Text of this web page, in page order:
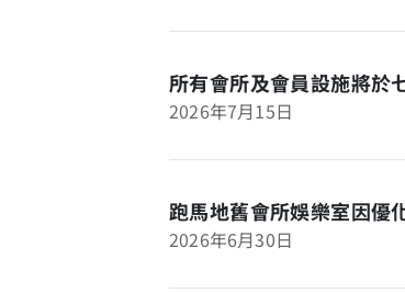
所有會所及會員設施將於
2026年7月15日
跑馬地舊會所娛樂室因優
2026年6月30日